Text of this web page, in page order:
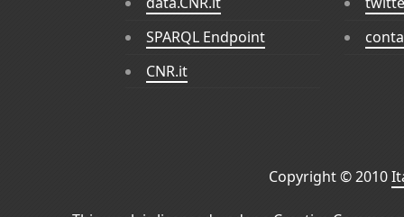
SPARQL Endpoint
CNR.it
Copyright © 2010